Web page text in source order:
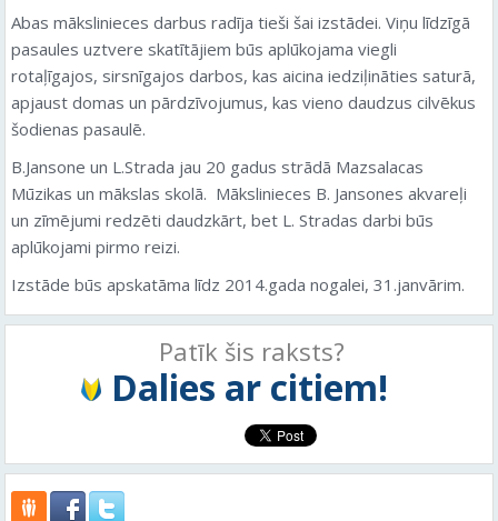
Abas mākslinieces darbus radīja tieši šai izstādei. Viņu līdzīgā
pasaules uztvere skatītājiem būs aplūkojama viegli
rotaļīgajos, sirsnīgajos darbos, kas aicina iedziļināties saturā,
apjaust domas un pārdzīvojumus, kas vieno daudzus cilvēkus
šodienas pasaulē.
B.Jansone un L.Strada jau 20 gadus strādā Mazsalacas
Mūzikas un mākslas skolā. Mākslinieces B. Jansones akvareļi
un zīmējumi redzēti daudzkārt, bet L. Stradas darbi būs
aplūkojami pirmo reizi.
Izstāde būs apskatāma līdz 2014.gada nogalei, 31.janvārim.
Patīk šis raksts?
Dalies ar citiem!